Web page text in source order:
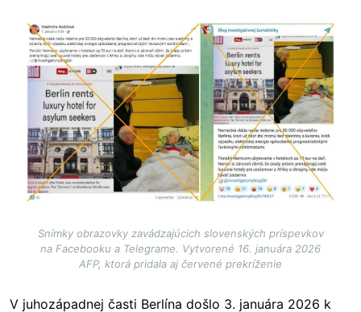
Image
Snímky obrazovky zavádzajúcich slovenských príspevkov
na Facebooku a Telegrame. Vytvorené 16. januára 2026
AFP, ktorá pridala aj červené prekríženie
V juhozápadnej časti Berlína došlo 3. januára 2026 k